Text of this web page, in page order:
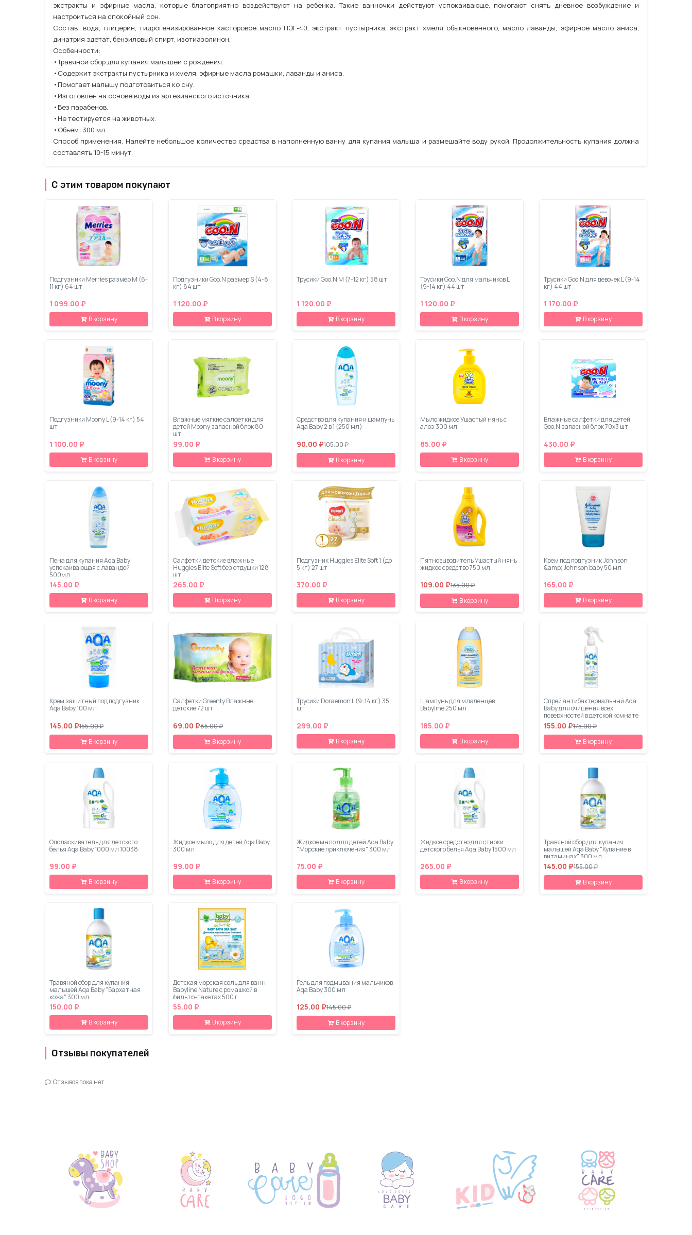
экстракты и эфирные масла, которые благоприятно воздействуют на ребенка. Такие ванночки действуют успокаивающе, помогают снять дневное возбуждение и
настроиться на спокойный сон.
Состав: вода, глицерин, гидрогенизированное касторовое масло ПЭГ-40, экстракт пустырника, экстракт хмеля обыкновенного, масло лаванды, эфирное масло аниса,
динатрия эдетат, бензиловый спирт, изотиазолинон.
Особенности:
•Травяной сбор для купания малышей с рождения.
•Содержит экстракты пустырника и хмеля, эфирные масла ромашки, лаванды и аниса.
•Помогает малышу подготовиться ко сну.
•Изготовлен на основе воды из артезианского источника.
•Без парабенов.
•Не тестируется на животных.
•Объем: 300 мл.
Способ применения. Налейте небольшое количество средства в наполненную ванну для купания малыша и размешайте воду рукой. Продолжительность купания должна
составлять 10-15 минут.
С этим товаром покупают
Подгузники Merries размер М (6-
11 кг) 64 шт
1 099.00 ₽
В корзину
Подгузники Goo.N размер S (4-8
кг) 84 шт
1 120.00 ₽
В корзину
Трусики Goo.N M (7-12 кг) 58 шт
1 120.00 ₽
В корзину
Трусики Goo.N для мальчиков L
(9-14 кг) 44 шт
1 120.00 ₽
В корзину
Трусики Goo.N для девочек L (9-14
кг) 44 шт
1 170.00 ₽
В корзину
Подгузники Moony L (9-14 кг) 54
шт
1 100.00 ₽
В корзину
Влажные мягкие салфетки для
детей Moony запасной блок 80
шт
99.00 ₽
В корзину
Средство для купания и шампунь
Aqa Baby 2 в 1 (250 мл)
90.00 ₽105.00 ₽
В корзину
Мыло жидкое Ушастый нянь с
алоэ 300 мл.
85.00 ₽
В корзину
Влажные салфетки для детей
Goo.N запасной блок 70х3 шт
430.00 ₽
В корзину
Пена для купания Aqa Baby
успокаивающая с лавандой
500мл
145.00 ₽
В корзину
Салфетки детские влажные
Huggies Elite Soft без отдушки 128
шт
265.00 ₽
В корзину
Подгузник Huggies Elite Soft 1 (до
5 кг) 27 шт
370.00 ₽
В корзину
Пятновыводитель Ушастый нянь
жидкое средство 750 мл
109.00 ₽135.00 ₽
В корзину
Крем под подгузник Johnson
&amp; Johnson baby 50 мл
165.00 ₽
В корзину
Крем защитный под подгузник
Aqa Baby 100 мл
145.00 ₽155.00 ₽
В корзину
Салфетки Greenty Влажные
детские 72 шт
69.00 ₽85.00 ₽
В корзину
Трусики Doraemon L (9-14 кг) 35
шт
299.00 ₽
В корзину
Шампунь для младенцев
Babyline 250 мл
185.00 ₽
В корзину
Спрей антибактериальный Aqa
Baby для очищения всех
поверхностей в детской комнате
300 мл
155.00 ₽175.00 ₽
В корзину
Ополаскиватель для детского
белья Aqa Baby 1000 мл 10038
99.00 ₽
В корзину
Жидкое мыло для детей Aqa Baby
300 мл
99.00 ₽
В корзину
Жидкое мыло для детей Aqa Baby
"Морские приключения" 300 мл
75.00 ₽
В корзину
Жидкое средство для стирки
детского белья Aqa Baby 1500 мл
265.00 ₽
В корзину
Травяной сбор для купания
малышей Aqa Baby "Купание в
витаминах" 300 мл
145.00 ₽155.00 ₽
В корзину
Травяной сбор для купания
малышей Aqa Baby "Бархатная
кожа" 300 мл
150.00 ₽
В корзину
Детская морская соль для ванн
Babyline Nature с ромашкой в
фильтр-пакетах 500 г
55.00 ₽
В корзину
Гель для подмывания мальчиков
Aqa Baby 300 мл
125.00 ₽145.00 ₽
В корзину
Отзывы покупателей
Отзывов пока нет